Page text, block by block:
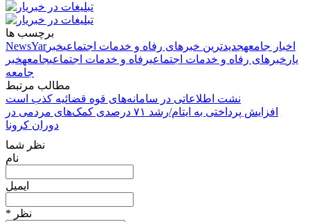
برچسب ها
NewsYar
اخبار جامعهجدیدترین خبرهای رفاه و خدمات اجتماعیخبر
یار خبرهای رفاه و خدمات اجتماعیرفاه و خدمات اجتماعیجامعهخبر
جامعه
مطالب مرتبط
نشت اطلاعاتی در سامانه‌های قوه قضائیه کذب است
افزایش پرداختی به ایتام/رشد ۷۱ درصدی کمک‌های مردمی در
دوران کرونا
نظر شما
نام
ایمیل
* نظر